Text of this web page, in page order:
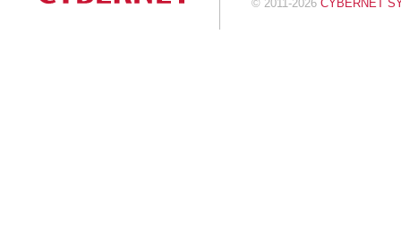
© 2011-2026 CYBERNET